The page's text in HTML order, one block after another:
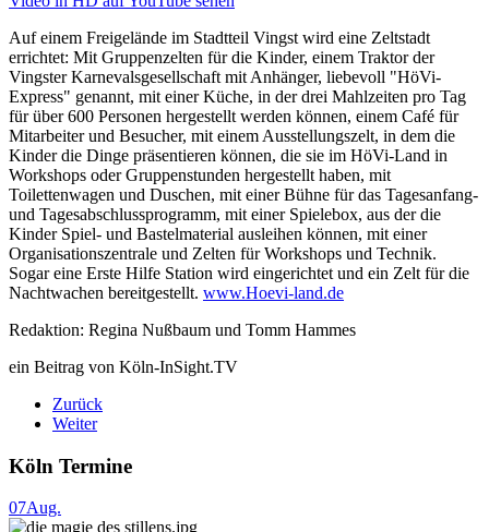
Auf einem Freigelände im Stadtteil Vingst wird eine Zeltstadt
errichtet: Mit Gruppenzelten für die Kinder, einem Traktor der
Vingster Karnevalsgesellschaft mit Anhänger, liebevoll "HöVi-
Express" genannt, mit einer Küche, in der drei Mahlzeiten pro Tag
für über 600 Personen hergestellt werden können, einem Café für
Mitarbeiter und Besucher, mit einem Ausstellungszelt, in dem die
Kinder die Dinge präsentieren können, die sie im HöVi-Land in
Workshops oder Gruppenstunden hergestellt haben, mit
Toilettenwagen und Duschen, mit einer Bühne für das Tagesanfang-
und Tagesabschlussprogramm, mit einer Spielebox, aus der die
Kinder Spiel- und Bastelmaterial ausleihen können, mit einer
Organisationszentrale und Zelten für Workshops und Technik.
Sogar eine Erste Hilfe Station wird eingerichtet und ein Zelt für die
Nachtwachen bereitgestellt. www.Hoevi-land.de
Redaktion: Regina Nußbaum und Tomm Hammes
ein Beitrag von Köln-InSight.TV
Zurück
Weiter
Köln Termine
07Aug.